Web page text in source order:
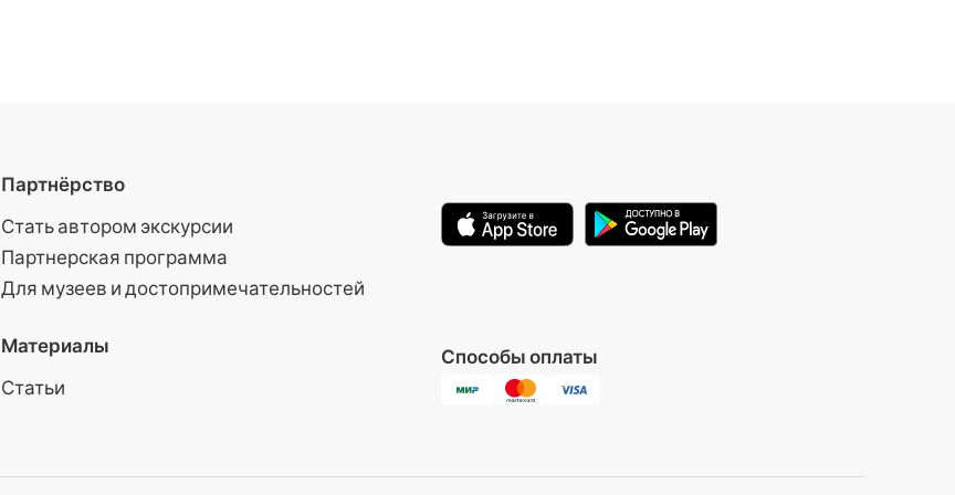
Партнёрство
Стать автором экскурсии
Партнерская программа
Для музеев и достопримечательностей
Материалы
Статьи
Способы оплаты